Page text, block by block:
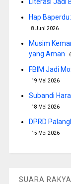
Hap
8 Juni 2026
Musim
yang Aman
FBIM Jadi
19 Mei 2026
Subandi
18 Mei 2026
DPRD
15 Mei 2026
SUARA